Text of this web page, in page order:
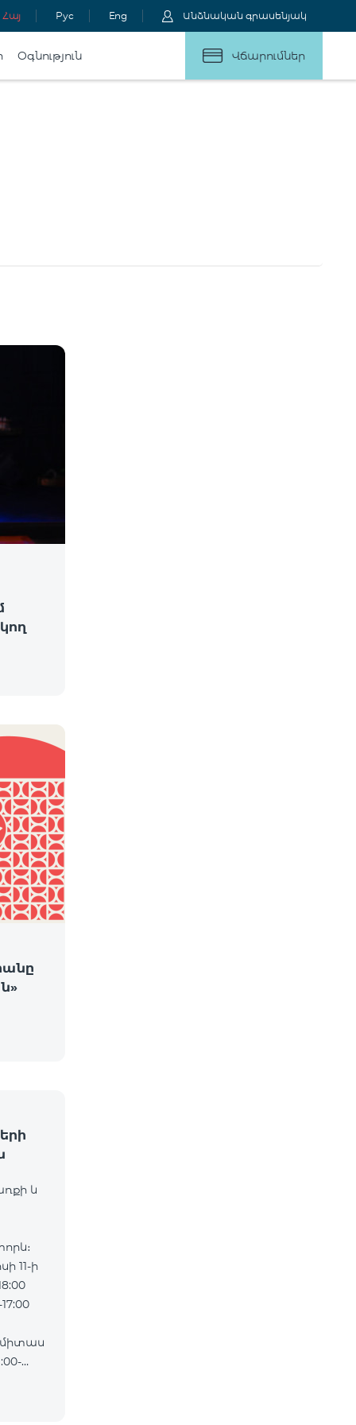
Հայ Рус Eng Անձնական գրասենյակ
Օգնություն Վճարումներ
և
11-ի